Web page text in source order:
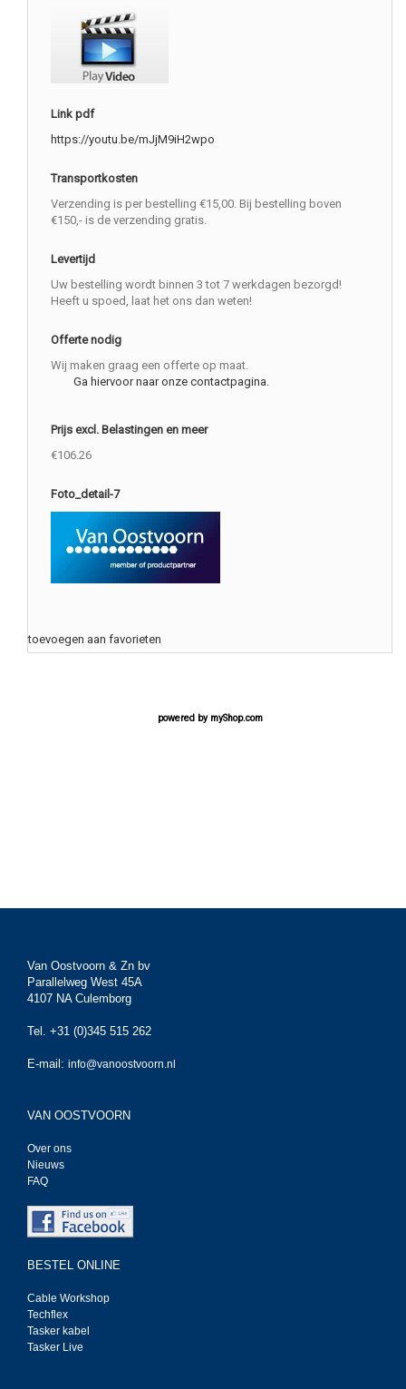
Link pdf
https://youtu.be/mJjM9iH2wpo
Transportkosten
Verzending is per bestelling €15,00. Bij bestelling boven
€150,- is de verzending gratis.
Levertijd
Uw bestelling wordt binnen 3 tot 7 werkdagen bezorgd!
Heeft u spoed, laat het ons dan weten!
Offerte nodig
Wij maken graag een offerte op maat.
Ga hiervoor naar onze contactpagina.
Prijs excl. Belastingen en meer
€106.26
Foto_detail-7
toevoegen aan favorieten
powered by myShop.com
Van Oostvoorn & Zn bv
Parallelweg West 45A
4107 NA Culemborg
Tel. +31 (0)345 515 262
E-mail: info@vanoostvoorn.nl
VAN OOSTVOORN
Over ons
Nieuws
FAQ
BESTEL ONLINE
Cable Workshop
Techflex
Tasker kabel
Tasker Live